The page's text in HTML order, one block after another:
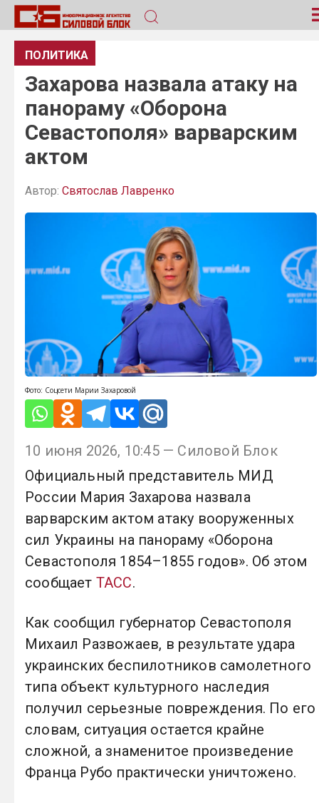
ПОЛИТИКА
Захарова назвала атаку на
панораму «Оборона
Севастополя» варварским
актом
Автор: Святослав Лавренко
Фото: Соцсети Марии Захаровой
10 июня 2026, 10:45 — Силовой Блок
Официальный представитель МИД
России Мария Захарова назвала
варварским актом атаку вооруженных
сил Украины на панораму «Оборона
Севастополя 1854–1855 годов». Об этом
сообщает ТАСС.
Как сообщил губернатор Севастополя
Михаил Развожаев, в результате удара
украинских беспилотников самолетного
типа объект культурного наследия
получил серьезные повреждения. По его
словам, ситуация остается крайне
сложной, а знаменитое произведение
Франца Рубо практически уничтожено.